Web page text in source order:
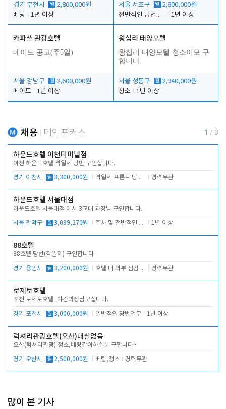
경기 부천시 월 2,800,000원
베팅
1년 이상
서울 서초구 월 2,800,000원
전반적인 당번업무
1년 이상
카파쓰 관광호텔
메이드 공고(주5일)
서울 강남구 월 2,600,000원
메이드
1년 이상
왕십리 태양모텔
왕십리 태양모텔 청소이모 구
합니다.
서울 성동구 월 2,940,000원
청소
1년 이상
채용 메인포커스 1 / 3
하운드호텔 이천터미널점
이천 하운드호텔 격일제 당번 구인합니다.
경기 이천시 월 3,300,000원 격일제 프론트 당번 업무로 주차 및 객실 점검 경력무관
하운드호텔 서울대점
하운드호텔 서울대점 에서 3교대 과장님 구인합니다.
서울 관악구 월 3,099,270원 주차 및 전반적인 당번업무 1년 이상
88호텔
88호텔 당번(격일제) 구인합니다
경기 용인시 월 3,200,000원 호텔 내 외부 점검 및 프런트 운영 경력무관
로제토호텔
포천 로제토호텔_야간과장님모십니다.
경기 포천시 월 3,000,000원 일반적인 당번업무 1년 이상
럭셔리관광호텔(오산)대실없음
오산(럭셔리관광) 청소,베팅같이하실분 구합니다~
경기 오산시 월 2,500,000원 베팅,청소 경력무관
많이 본 기사